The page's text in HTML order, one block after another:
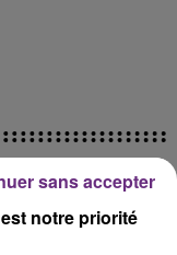
notre priorité
sans accepter